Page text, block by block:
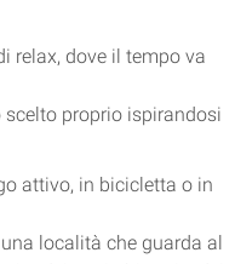
relax, dove il tempo va
scelto proprio ispirandosi
attivo, in bicicletta o in
località che guarda al